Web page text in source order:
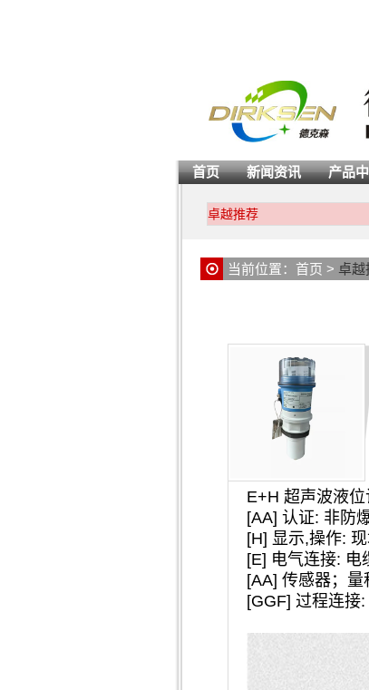
首页 新闻资讯 产品
卓越推荐
当前位置： 首页 > 卓越
E+H 超声波液
[AA] 认证: 非防
[H] 显示,操作:
[E] 电气连接: 电
[AA] 传感器；
[GGF] 过程连接